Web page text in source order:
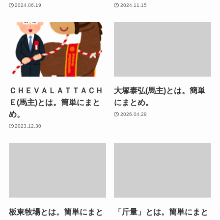
2024.06.19 2024.11.15
ＣＨＥＶＡＬＡＴＴＡＣＨ
Ｅ(馬主)とは。簡単にまと
め。
2023.12.30
大塚泰弘(馬主)とは。簡単
にまとめ。
2026.04.29
板東牧場とは。簡単にまと
「斤量」とは。簡単にまと